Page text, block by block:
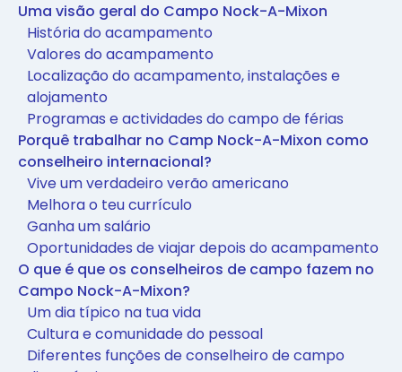
Uma visão geral do Campo Nock-A-Mixon
História do acampamento
Valores do acampamento
Localização do acampamento, instalações e
alojamento
Programas e actividades do campo de férias
Porquê trabalhar no Camp Nock-A-Mixon como
conselheiro internacional?
Vive um verdadeiro verão americano
Melhora o teu currículo
Ganha um salário
Oportunidades de viajar depois do acampamento
O que é que os conselheiros de campo fazem no
Campo Nock-A-Mixon?
Um dia típico na tua vida
Cultura e comunidade do pessoal
Diferentes funções de conselheiro de campo